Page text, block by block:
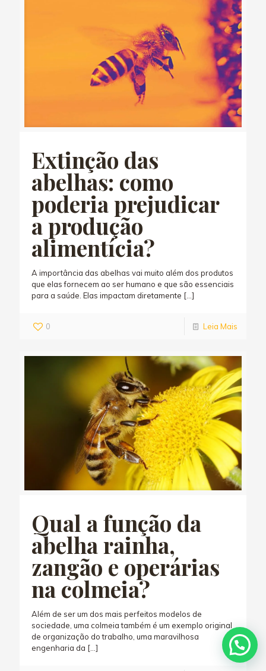
Extinção das
abelhas: como
poderia prejudicar
a produção
alimentícia?
A importância das abelhas vai muito além dos produtos
que elas fornecem ao ser humano e que são essenciais
para a saúde. Elas impactam diretamente […]
0 Leia Mais
Qual a função da
abelha rainha,
zangão e operárias
na colmeia?
Além de ser um dos mais perfeitos modelos de
sociedade, uma colmeia também é um exemplo original
de organização do trabalho, uma maravilhosa
engenharia da […]